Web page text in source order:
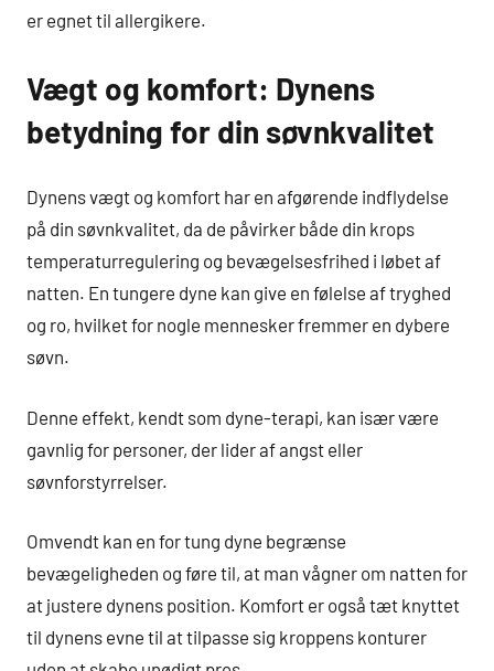
er egnet til allergikere.
Vægt og komfort: Dynens
betydning for din søvnkvalitet
Dynens vægt og komfort har en afgørende indflydelse
på din søvnkvalitet, da de påvirker både din krops
temperaturregulering og bevægelsesfrihed i løbet af
natten. En tungere dyne kan give en følelse af tryghed
og ro, hvilket for nogle mennesker fremmer en dybere
søvn.
Denne effekt, kendt som dyne-terapi, kan især være
gavnlig for personer, der lider af angst eller
søvnforstyrrelser.
Omvendt kan en for tung dyne begrænse
bevægeligheden og føre til, at man vågner om natten for
at justere dynens position. Komfort er også tæt knyttet
til dynens evne til at tilpasse sig kroppens konturer